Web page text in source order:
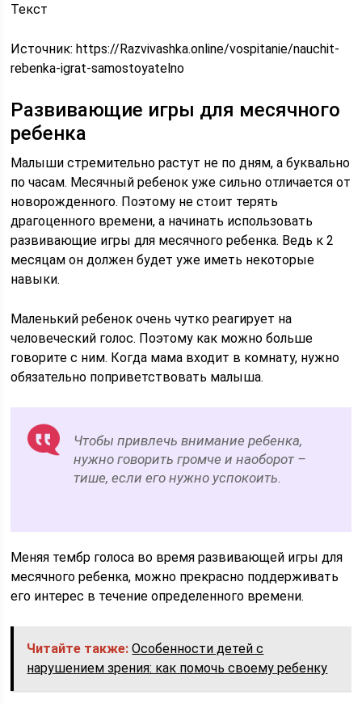
Текст
Источник:https://Razvivashka.online/vospitanie/nauchit-
rebenka-igrat-samostoyatelno
Развивающие игры для месячного
ребенка
Малыши стремительно растут не по дням, а буквально
по часам. Месячный ребенок уже сильно отличается от
новорожденного. Поэтому не стоит терять
драгоценного времени, а начинать использовать
развивающие игры для месячного ребенка. Ведь к 2
месяцам он должен будет уже иметь некоторые
навыки.
Маленький ребенок очень чутко реагирует на
человеческий голос. Поэтому как можно больше
говорите с ним. Когда мама входит в комнату, нужно
обязательно поприветствовать малыша.
Чтобы привлечь внимание ребенка,
нужно говорить громче и наоборот –
тише, если его нужно успокоить.
Меняя тембр голоса во время развивающей игры для
месячного ребенка, можно прекрасно поддерживать
его интерес в течение определенного времени.
Читайте также: Особенности детей с
нарушением зрения: как помочь своему ребенку